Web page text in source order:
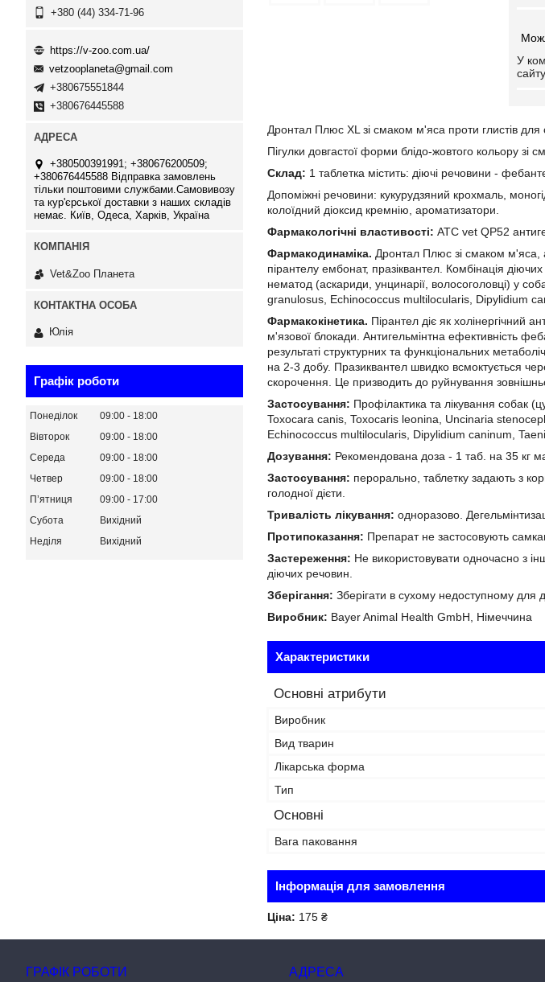
У
сайту.
Дронтал Плюс XL зі смаком м'яса проти глистів для
Пігулки довгастої форми блідо-жовтого кольору зі
Склад: 1 таблетка містить: діючі речовини -
Допоміжні речовини: кукурудзяний крохмаль,
колоїдний діоксид кремнію, ароматизатори.
Фармакологічні властивості: ATC vet QP52
Фармакодинаміка. Дронтал Плюс зі смаком м'яса,
пірантелу ембонат, празіквантел. Комбінація
нематод (аскариди, унцинарії, волосоголовці) у
granulosus, Echinococcus multilocularis, Dipylidium
Фармакокінетика. Пірантел діє як холінергічний
м'язової блокади. Антигельмінтна ефективність
результаті структурних та функціональних
на 2-3 добу. Празиквантел швидко всмоктується
скорочення. Це призводить до руйнування
Застосування: Профілактика та лікування собак
Toxocara canis, Toxocaris leonina, Uncinaria
Echinococcus multilocularis, Dipylidium caninum,
Дозування: Рекомендована доза - 1 таб. на 35 кг
Застосування: перорально, таблетку задають з
голодної дієти.
Тривалість лікування: одноразово.
Протипоказання: Препарат не застосовують
Застереження: Не використовувати одночасно з
діючих речовин.
Зберігання: Зберігати в сухому недоступному для
Виробник: Bayer Animal Health GmbH, Німеччина
Характеристики
Основні атрибути
Виробник
Вид тварин
Лікарська форма
Тип
Основні
Вага паковання
Інформація для замовлення
Ціна: 175 ₴
+380 (44) 334-71-96
https://v-zoo.com.ua/
vetzooplaneta@gmail.com
+380675551844
+380676445588
+380500391991; +380676200509;
+380676445588 Відправка замовлень
тільки поштовими службами.Самовивозу
та кур'єрської доставки з наших складів
немає. Київ, Одеса, Харків, Україна
Vet&Zoo Планета
Юлія
Графік роботи
Понеділок 09:00
18:00
Вівторок
09:00
18:00
Середа
09:00
18:00
Четвер
09:00
18:00
Пʼятниця
09:00
17:00
Субота
Вихідний
Неділя
Вихідний
ГРАФІК РОБОТИ